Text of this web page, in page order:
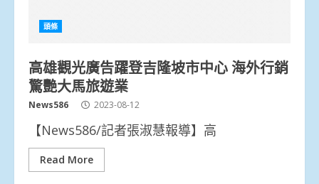
頭條
高雄觀光廣告躍登吉隆坡市中心 海外行銷
驚艷大馬旅遊業
News586 2023-08-12
【News586/記者張淑慧報導】高
Read More